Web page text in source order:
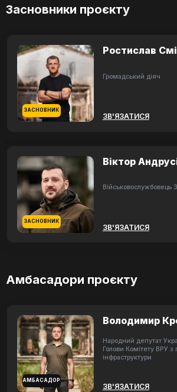
Засновники проєкту
ЗАСНОВНИК
Ростислав
Громадський діяч
ЗВ'ЯЗАТИСЯ
ЗАСНОВНИК
Віктор
Військовослужбовець
ЗВ'ЯЗАТИСЯ
Амбасадори проєкту
АМБАСАДОР
Володимир
Народний депутат
Голови Комітету ВРУ з
інфраструктури
ЗВ'ЯЗАТИСЯ